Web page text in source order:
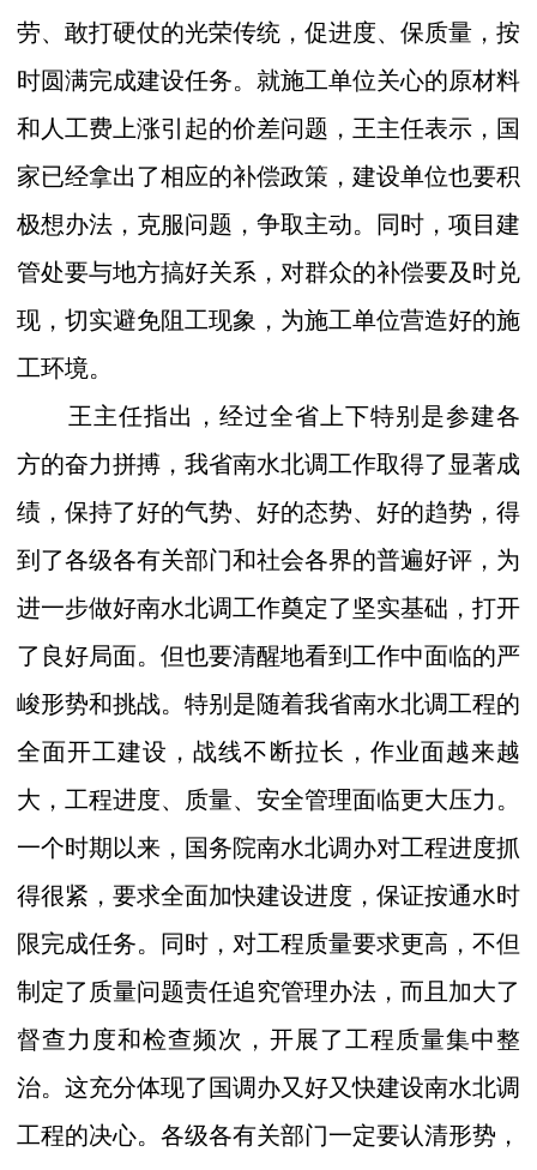
劳、敢打硬仗的光荣传统，促进度、保质量，按
时圆满完成建设任务。就施工单位关心的原材料
和人工费上涨引起的价差问题，王主任表示，国
家已经拿出了相应的补偿政策，建设单位也要积
极想办法，克服问题，争取主动。同时，项目建
管处要与地方搞好关系，对群众的补偿要及时兑
现，切实避免阻工现象，为施工单位营造好的施
工环境。
王主任指出，经过全省上下特别是参建各
方的奋力拼搏，我省南水北调工作取得了显著成
绩，保持了好的气势、好的态势、好的趋势，得
到了各级各有关部门和社会各界的普遍好评，为
进一步做好南水北调工作奠定了坚实基础，打开
了良好局面。但也要清醒地看到工作中面临的严
峻形势和挑战。特别是随着我省南水北调工程的
全面开工建设，战线不断拉长，作业面越来越
大，工程进度、质量、安全管理面临更大压力。
一个时期以来，国务院南水北调办对工程进度抓
得很紧，要求全面加快建设进度，保证按通水时
限完成任务。同时，对工程质量要求更高，不但
制定了质量问题责任追究管理办法，而且加大了
督查力度和检查频次，开展了工程质量集中整
治。这充分体现了国调办又好又快建设南水北调
工程的决心。各级各有关部门一定要认清形势，